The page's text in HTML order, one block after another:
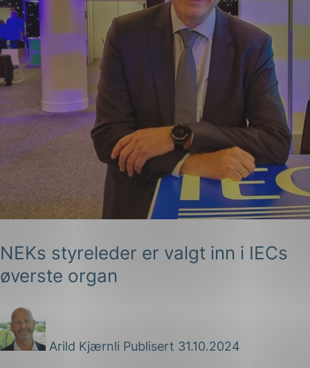
NEKs styreleder er valgt inn i IECs
øverste organ
Arild Kjærnli Publisert 31.10.2024